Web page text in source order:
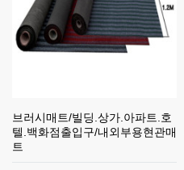
브러시매트/빌딩.상가.아파트.호
텔.백화점출입구/내외부용현관매
트